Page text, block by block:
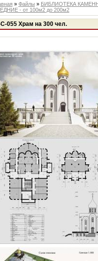
» Файлы » БИБЛИОТЕКА
- от 100м2 до 200м2
С-055 Храм на 300 чел.